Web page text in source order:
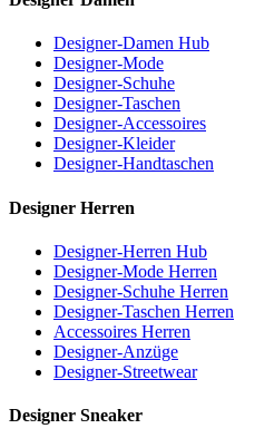
Designer-Damen Hub
Designer-Mode
Designer-Schuhe
Designer-Taschen
Designer-Accessoires
Designer-Kleider
Designer-Handtaschen
Designer Herren
Designer-Herren Hub
Designer-Mode Herren
Designer-Schuhe Herren
Designer-Taschen Herren
Accessoires Herren
Designer-Anzüge
Designer-Streetwear
Designer Sneaker